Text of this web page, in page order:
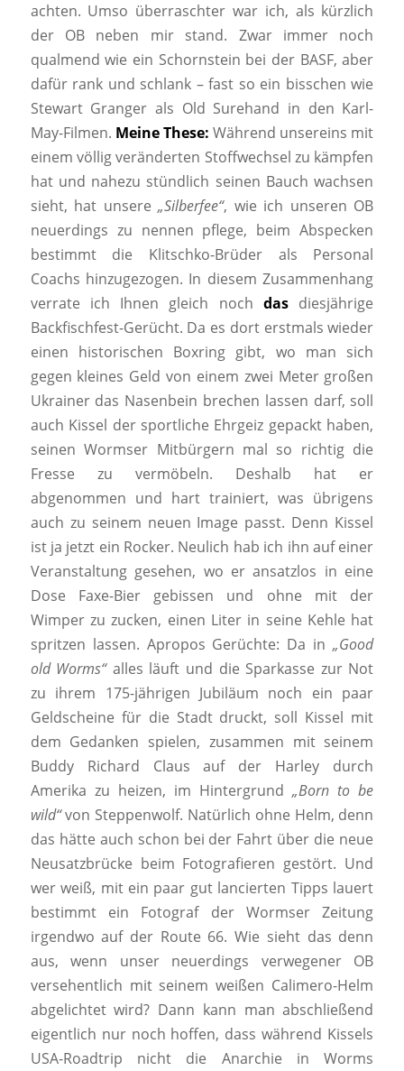
achten. Umso überraschter war ich, als kürzlich
der OB neben mir stand. Zwar immer noch
qualmend wie ein Schornstein bei der BASF, aber
dafür rank und schlank – fast so ein bisschen wie
Stewart Granger als Old Surehand in den Karl-
May-Filmen. Meine These: Während unsereins mit
einem völlig veränderten Stoffwechsel zu kämpfen
hat und nahezu stündlich seinen Bauch wachsen
sieht, hat unsere„Silberfee“, wie ich unseren OB
neuerdings zu nennen pflege, beim Abspecken
bestimmt die Klitschko-Brüder als Personal
Coachs hinzugezogen. In diesem Zusammenhang
verrate ich Ihnen gleich nochdas diesjährige
Backfischfest-Gerücht. Da es dort erstmals wieder
einen historischen Boxring gibt, wo man sich
gegen kleines Geld von einem zwei Meter großen
Ukrainer das Nasenbein brechen lassen darf, soll
auch Kissel der sportliche Ehrgeiz gepackt haben,
seinen Wormser Mitbürgern mal so richtig die
Fresse zu vermöbeln. Deshalb hat er
abgenommen und hart trainiert, was übrigens
auch zu seinem neuen Image passt. Denn Kissel
ist ja jetzt ein Rocker. Neulich hab ich ihn auf einer
Veranstaltung gesehen, wo er ansatzlos in eine
Dose Faxe-Bier gebissen und ohne mit der
Wimper zu zucken, einen Liter in seine Kehle hat
spritzen lassen. Apropos Gerüchte: Da in„Good
old Worms“alles läuft und die Sparkasse zur Not
zu ihrem 175-jährigen Jubiläum noch ein paar
Geldscheine für die Stadt druckt, soll Kissel mit
dem Gedanken spielen, zusammen mit seinem
Buddy Richard Claus auf der Harley durch
Amerika zu heizen, im Hintergrund „Born to be
wild“von Steppenwolf. Natürlich ohne Helm, denn
das hätte auch schon bei der Fahrt über die neue
Neusatzbrücke beim Fotografieren gestört. Und
wer weiß, mit ein paar gut lancierten Tipps lauert
bestimmt ein Fotograf der Wormser Zeitung
irgendwo auf der Route 66. Wie sieht das denn
aus, wenn unser neuerdings verwegener OB
versehentlich mit seinem weißen Calimero-Helm
abgelichtet wird? Dann kann man abschließend
eigentlich nur noch hoffen, dass während Kissels
USA-Roadtrip nicht die Anarchie in Worms